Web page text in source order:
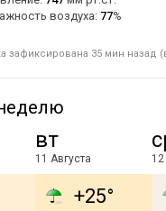
воздуха: 77%
зафиксирована 35 мин назад
вт
11 Августа
+25°
12